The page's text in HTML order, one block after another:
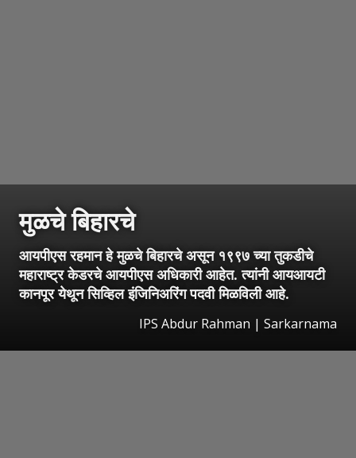
मुळचे बिहारचे
आयपीएस रहमान हे मुळचे बिहारचे असून १९९७ च्या तुकडीचे
महाराष्ट्र केडरचे आयपीएस अधिकारी आहेत. त्यांनी आयआयटी
कानपूर येथून सिव्हिल इंजिनिअरिंग पदवी मिळविली आहे.
IPS Abdur Rahman | Sarkarnama